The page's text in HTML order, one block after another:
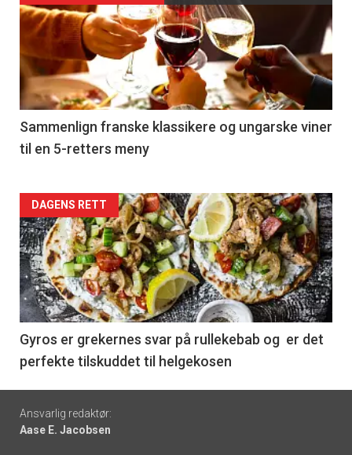
akkurat
nå
-
5
Sammenlign franske klassikere og ungarske viner
til en 5-retters meny
Forsiden
akkurat
nå
-
6
DAGENS RETT
Gyros er grekernes svar på rullekebab og er det
perfekte tilskuddet til helgekosen
Footer
-
Ansvarlig redaktør:
Aase E. Jacobsen